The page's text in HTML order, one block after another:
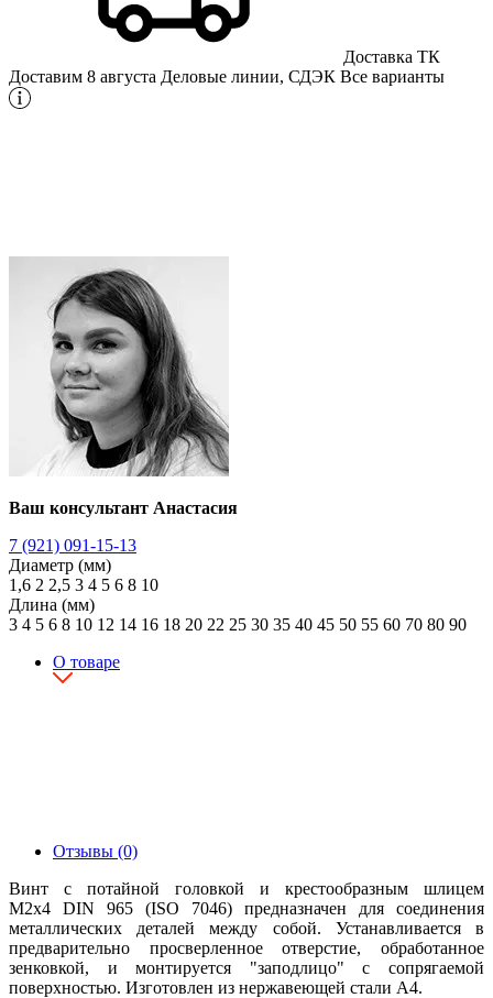
Доставка ТК
Доставим 8 августа Деловые линии, СДЭК Все варианты
Ваш консультант Анастасия
7 (921) 091-15-13
Диаметр (мм)
1,6 2 2,5 3 4 5 6 8 10
Длина (мм)
3 4 5 6 8 10 12 14 16 18 20 22 25 30 35 40 45 50 55 60 70 80 90
О товаре
Отзывы (0)
Винт с потайной головкой и крестообразным шлицем
М2х4 DIN 965 (ISO 7046) предназначен для соединения
металлических деталей между собой. Устанавливается в
предварительно просверленное отверстие, обработанное
зенковкой, и монтируется "заподлицо" с сопрягаемой
поверхностью. Изготовлен из нержавеющей стали А4.